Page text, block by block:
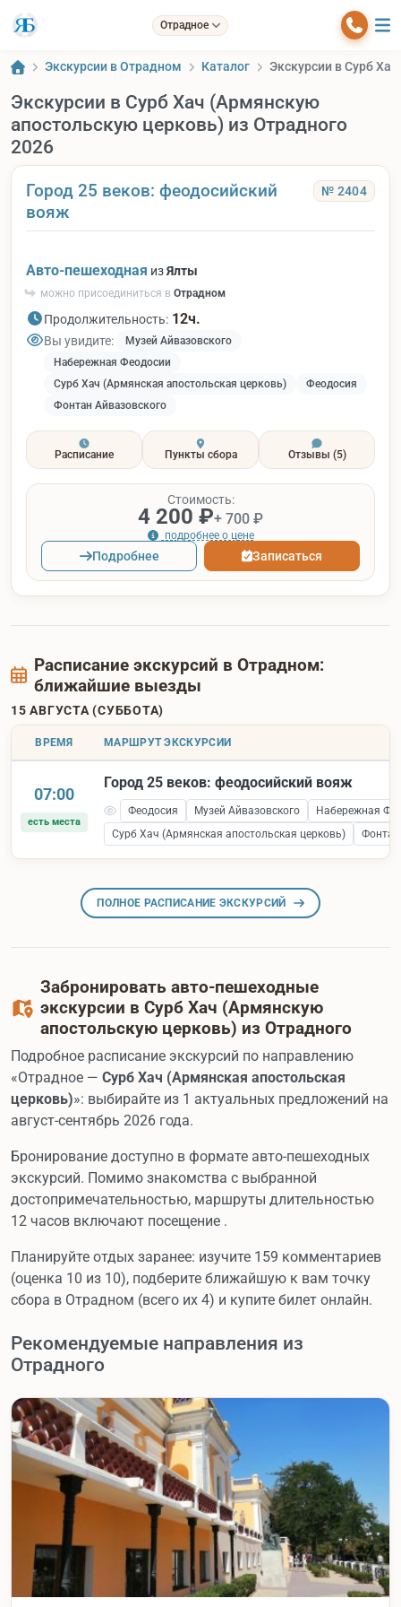
Отрадное
Экскурсии в Отрадном Каталог Экскурсии в Сурб
Экскурсии в Сурб Хач (Армянскую
апостольскую церковь) из Отрадного
2026
Город 25 веков: феодосийский
вояж
№ 2404
Авто-пешеходная изЯлты
можно присоединиться в Отрадном
Продолжительность: 12ч.
Вы увидите:
Музей Айвазовского
Набережная Феодосии
Сурб Хач (Армянская апостольская церковь)
Феодосия
Фонтан Айвазовского
Расписание Пункты сбора Отзывы (5)
Стоимость:
4 200 ₽+ 700 ₽
подробнее о цене
Подробнее Записаться
Расписание экскурсий в Отрадном:
ближайшие выезды
15 АВГУСТА (СУББОТА)
ВРЕМЯ МАРШРУТ ЭКСКУРСИИ
07:00
есть места
Город 25 веков: феодосийский вояж
Феодосия Музей Айвазовского
Набережная
Сурб Хач (Армянская апостольская церковь)
Фонтан
ПОЛНОЕ РАСПИСАНИЕ ЭКСКУРСИЙ
Забронировать авто-пешеходные
экскурсии в Сурб Хач (Армянскую
апостольскую церковь) из Отрадного
Подробное расписание экскурсий по направлению
«Отрадное — Сурб Хач (Армянская апостольская
церковь)»: выбирайте из 1 актуальных предложений на
август-сентябрь 2026 года.
Бронирование доступно в формате авто-пешеходных
экскурсий. Помимо знакомства с выбранной
достопримечательностью, маршруты длительностью
12 часов включают посещение .
Планируйте отдых заранее: изучите 159 комментариев
(оценка 10 из 10), подберите ближайшую к вам точку
сбора в Отрадном (всего их 4) и купите билет онлайн.
Рекомендуемые направления из
Отрадного